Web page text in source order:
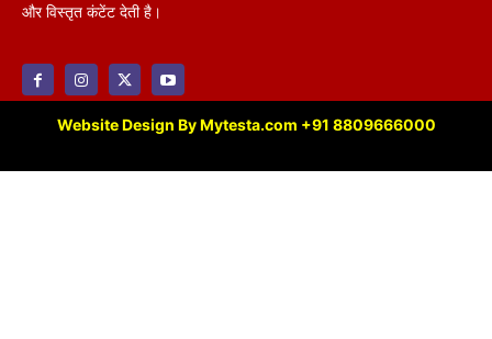
और विस्तृत कंटेंट देती है।
Website Design By Mytesta.com +91 8809666000